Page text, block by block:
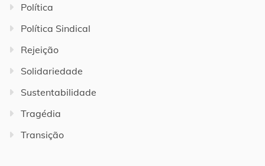
Política
Política Sindical
Rejeição
Solidariedade
Sustentabilidade
Tragédia
Transição